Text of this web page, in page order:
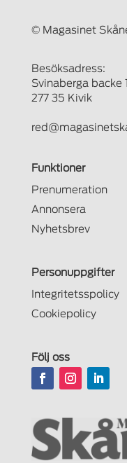
© Magasinet
Besöksadress:
Svinaberga backe
277 35 Kivik
Funktioner
Prenumeration
Annonsera
Nyhetsbrev
Personuppgifter
Integritetsspolicy
Cookiepolicy
Följ oss